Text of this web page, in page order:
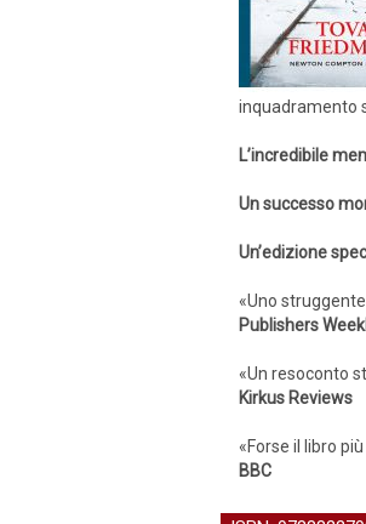
inquadramento
L’incredibile
Un successo
Un’edizione
«Uno
Publishers
«Un resoconto
Kirkus Reviews
«Forse il libro
BBC